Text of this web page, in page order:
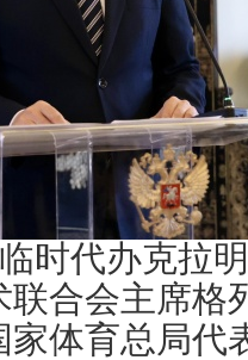
代办克拉明
合会主席格
家体育总局代